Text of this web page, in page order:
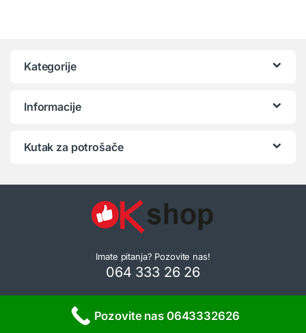
Kategorije
Informacije
Kutak za potrošače
Imate pitanja? Pozovite nas!
064 333 26 26
Pozovite nas 0643332626